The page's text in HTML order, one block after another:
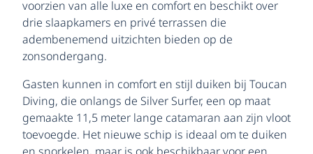
voorzien van alle luxe en comfort en beschikt over
drie slaapkamers en privé terrassen die
adembenemend uitzichten bieden op de
zonsondergang.
Gasten kunnen in comfort en stijl duiken bij Toucan
Diving, die onlangs de Silver Surfer, een op maat
gemaakte 11,5 meter lange catamaran aan zijn vloot
toevoegde. Het nieuwe schip is ideaal om te duiken